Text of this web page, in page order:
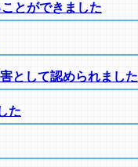
とができました
として認められました
た